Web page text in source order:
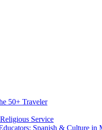
50+ Traveler
Service
Spanish & Culture in